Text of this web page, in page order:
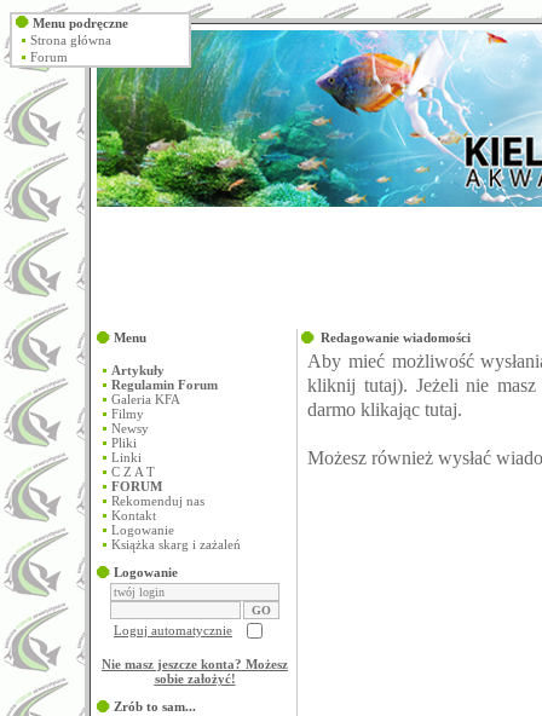
Menu
Artykuły
Regulamin Forum
Galeria KFA
Filmy
Newsy
Pliki
Linki
C Z A T
FORUM
Rekomenduj nas
Kontakt
Logowanie
Książka skarg i zażaleń
Logowanie
Loguj automatycznie
Nie masz jeszcze konta? Możesz
sobie założyć!
Zrób to sam...
Redagowanie wiadomości
Aby mieć możliwość
kliknij tutaj). Jeżeli nie
darmo klikając tutaj.
Możesz również wysłać
Menu podręczne
Strona główna
Forum